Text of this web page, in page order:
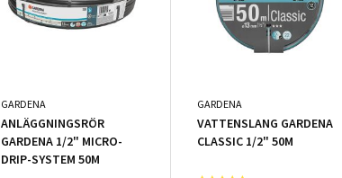
GARDENA
ANLÄGGNINGSRÖR
GARDENA 1/2" MICRO-
DRIP-SYSTEM 50M
GARDENA
VATTENSLANG GARDENA
CLASSIC 1/2" 50M